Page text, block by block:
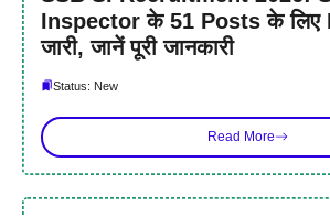
Inspector के 51 Posts के
जारी, जानें पूरी जानकारी
Status: New
Read More